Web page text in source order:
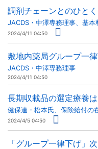
調剤チェーンとのひと
JACDS・中澤専務理事、基本
2024/4/11 04:50
敷地内薬局グループ一
JACDS・中澤専務理事
2024/4/11 04:50
長期収載品の選定療養
健保連・松本氏、保険給付の
2024/4/5 04:50
「グループ一律下げ」